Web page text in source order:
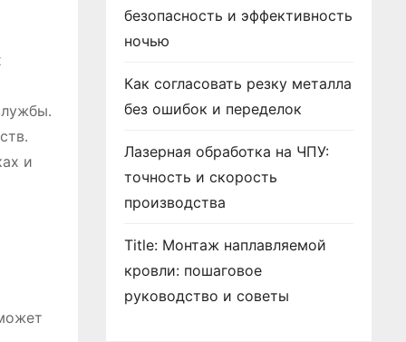
и
безопасность и эффективность
ночью
Как согласовать резку металла
без ошибок и переделок
Лазерная обработка на ЧПУ:
точность и скорость
производства
Title: Монтаж наплавляемой
кровли: пошаговое
руководство и советы